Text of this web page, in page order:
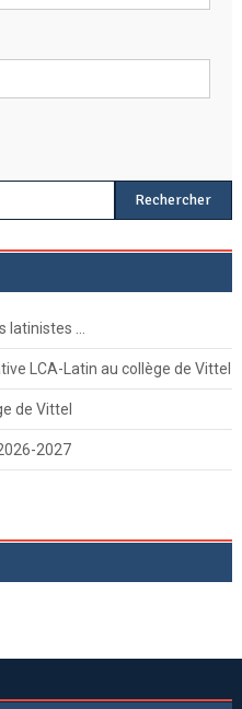
Rechercher :
latinistes …
LCA-Latin au collège de Vittel
de Vittel
2027